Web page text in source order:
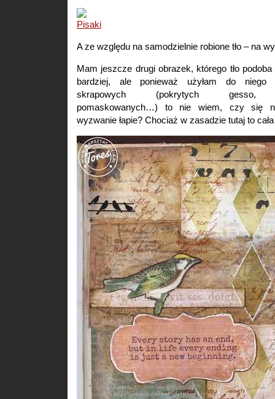
A ze względu na samodzielnie robione tło – na
Mam jeszcze drugi obrazek, którego tło
bardziej, ale ponieważ użyłam do niego
skrapowych (pokrytych gesso,
pomaskowanych…) to nie wiem, czy się
wyzwanie łapie? Chociaż w zasadzie tutaj to